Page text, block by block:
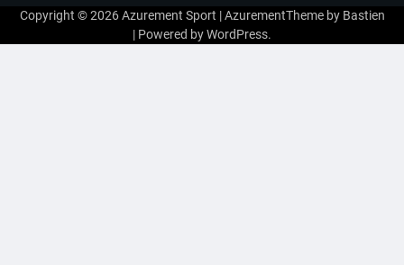
Copyright © 2026Azurement Sport | AzurementTheme by Bastien
| Powered byWordPress.